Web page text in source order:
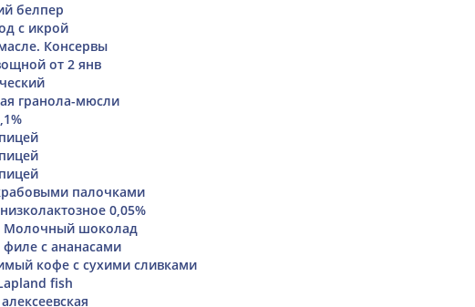
белпер
с икрой
Консервы
от 2 янв
гранола-мюсли
палочками
0,05%
Молочный шоколад
с ананасами
кофе с сухими сливками
fish